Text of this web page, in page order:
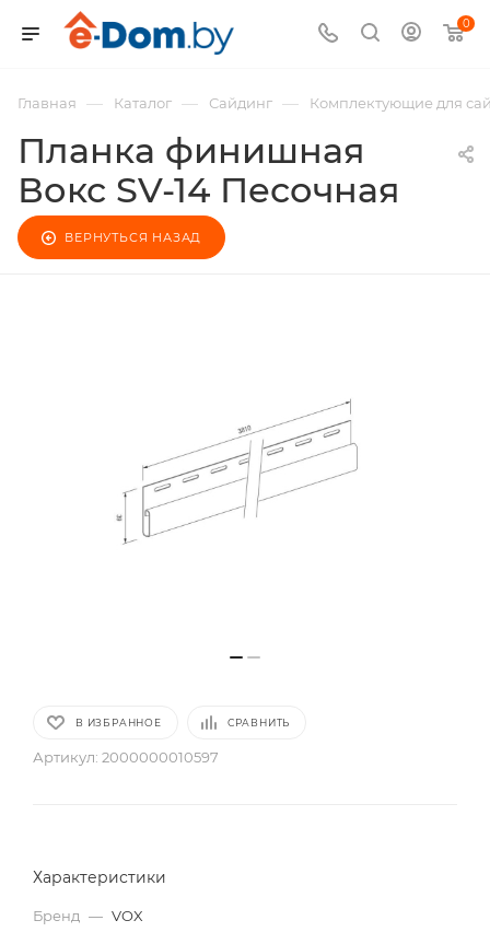
0
Главная — Каталог — Сайдинг — Комплектующие для
Планка финишная
Вокс SV-14 Песочная
ВЕРНУТЬСЯ НАЗАД
В ИЗБРАННОЕ СРАВНИТЬ
Артикул: 2000000010597
Характеристики
Бренд — VOX